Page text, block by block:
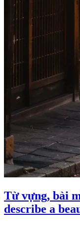
Từ vựng, bài
describe a